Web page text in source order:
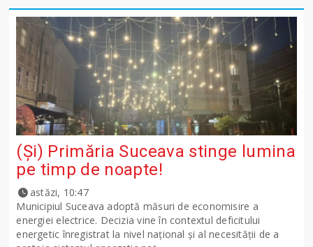
(Și) Primăria Suceava stinge lumina
pe timp de noapte!
astăzi, 10:47
Municipiul Suceava adoptă măsuri de economisire a
energiei electrice. Decizia vine în contextul deficitului
energetic înregistrat la nivel național și al necesității de a